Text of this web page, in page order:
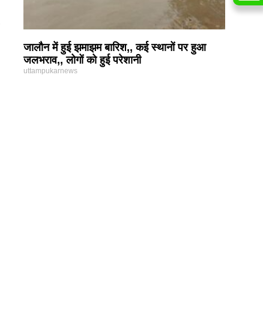
जालौन में हुई झमाझम बारिश,, कई स्थानों पर हुआ
जलभराव,, लोगों को हुई परेशानी
uttampukarnews